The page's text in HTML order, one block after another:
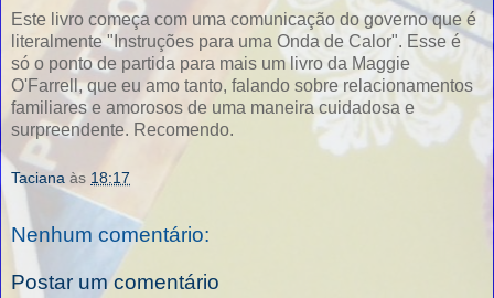
Este livro começa com uma comunicação do governo que é
literalmente "Instruções para uma Onda de Calor". Esse é
só o ponto de partida para mais um livro da Maggie
O'Farrell, que eu amo tanto, falando sobre relacionamentos
familiares e amorosos de uma maneira cuidadosa e
surpreendente. Recomendo.
Taciana às 18:17
Nenhum comentário:
Postar um comentário